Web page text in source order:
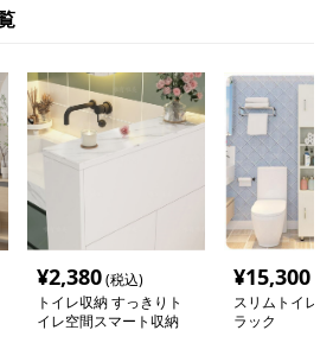
¥2,380(税込)
トイレ収納 すっきりト
イレ空間スマート収納
¥15,300
スリムトイレ
ラック